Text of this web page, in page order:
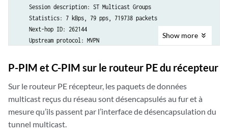
    Session description: ST Multicast Groups
    Statistics: 7 kBps, 79 pps, 719738 packets
    Next-hop ID: 262144
    Upstream protocol: MVPN
    Forwarding state: Forwarding
    Cache lifetime/timeout: forever
    Wrong incoming interface notifications: 0
Show more
P-PIM et C-PIM sur le routeur PE du récepteur
Sur le routeur PE récepteur, les paquets de données
multicast reçus du réseau sont désencapsulés au fur et à
mesure qu’ils passent par l’interface de désencapsulation du
tunnel multicast.